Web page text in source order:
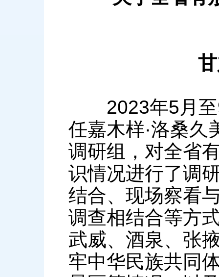
甘肃
2023年5月至9
任嘉木样·洛桑久
调研组，对全省
识情况进行了调
结合、现场察看
调查相结合等方
武威、酒泉、张
牢中华民族共同